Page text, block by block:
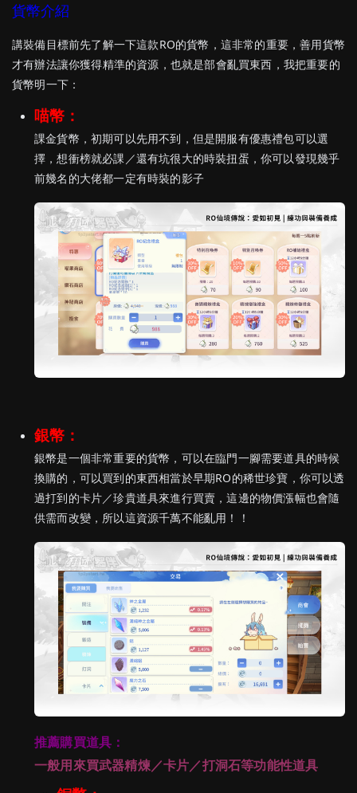
貨幣介紹
講裝備目標前先了解一下這款RO的貨幣，這非常的重要，善用貨幣
才有辦法讓你獲得精準的資源，也就是部會亂買東西，我把重要的
貨幣明一下：
喵幣：
課金貨幣，初期可以先用不到，但是開服有優惠禮包可以選
擇，想衝榜就必課／還有坑很大的時裝扭蛋，你可以發現幾乎
前幾名的大佬都一定有時裝的影子
銀幣：
銀幣是一個非常重要的貨幣，可以在臨門一腳需要道具的時候
換購的，可以買到的東西相當於早期RO的稀世珍寶，你可以透
過打到的卡片／珍貴道具來進行買賣，這邊的物價漲幅也會隨
供需而改變，所以這資源千萬不能亂用！！
推薦購買道具：
一般用來買武器精煉／卡片／打洞石等功能性道具